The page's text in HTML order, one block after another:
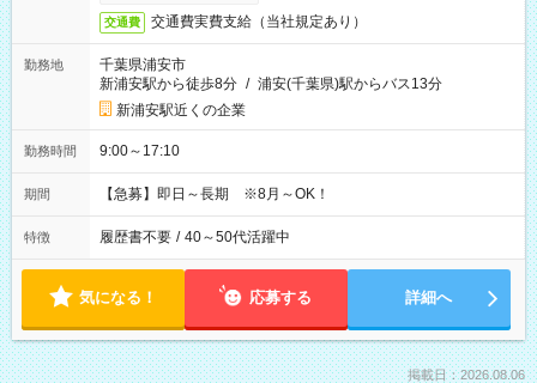
交通費 交通費実費支給（当社規定あり）
勤務地
千葉県浦安市
新浦安駅から徒歩8分 / 浦安(千葉県)駅からバス13分
新浦安駅近くの企業
勤務時間 9:00～17:10
期間 【急募】即日～長期 ※8月～OK！
特徴 履歴書不要 / 40～50代活躍中
気になる！ 応募する 詳細へ
掲載日：2026.08.06